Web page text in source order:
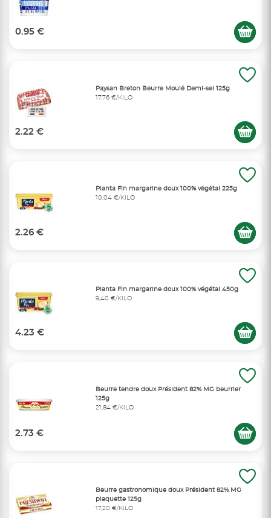
0.95 €
Paysan Breton Beurre Moulé Demi-sel 125g
17,76 €/KILO
2.22 €
Planta Fin margarine doux 100% végétal 225g
10,04 €/KILO
2.26 €
Planta Fin margarine doux 100% végétal 450g
9,40 €/KILO
4.23 €
Beurre tendre doux Président 82% MG beurrier
125g
21,84 €/KILO
2.73 €
Beurre gastronomique doux Président 82% MG
plaquette 125g
17,20 €/KILO